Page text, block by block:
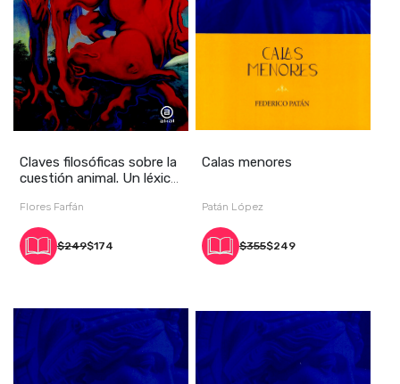
Claves filosóficas sobre la
cuestión animal. Un léxico
Flores Farfán
$249$174
Calas menores
Patán López
$355$249